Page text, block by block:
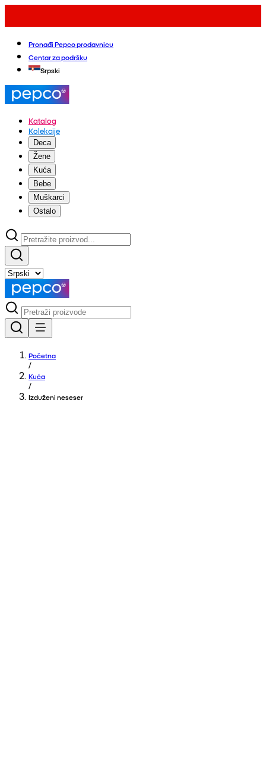
Pronađi Pepco prodavnicu
Centar za podršku
Srpski
Katalog
Kolekcije
Deca
Žene
Kuća
Bebe
Muškarci
Ostalo
Početna
/
Kuća
/
Izduženi neseser